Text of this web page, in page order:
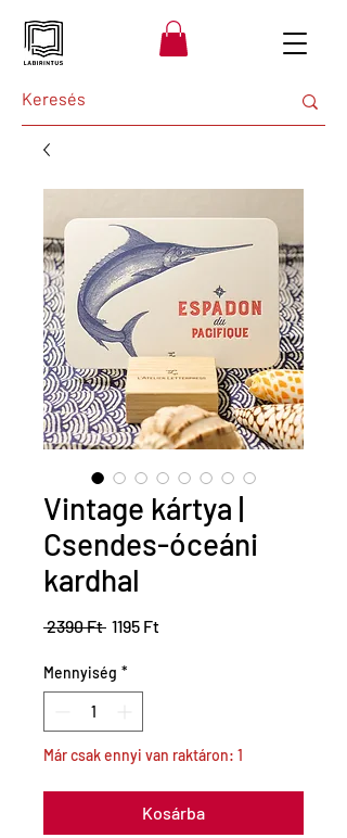
Vintage kártya |
Csendes-óceáni
kardhal
2390 Ft Szokásos
1195 FtAkciós
Mennyiség *
Már csak ennyi van raktáron: 1
Kosárba